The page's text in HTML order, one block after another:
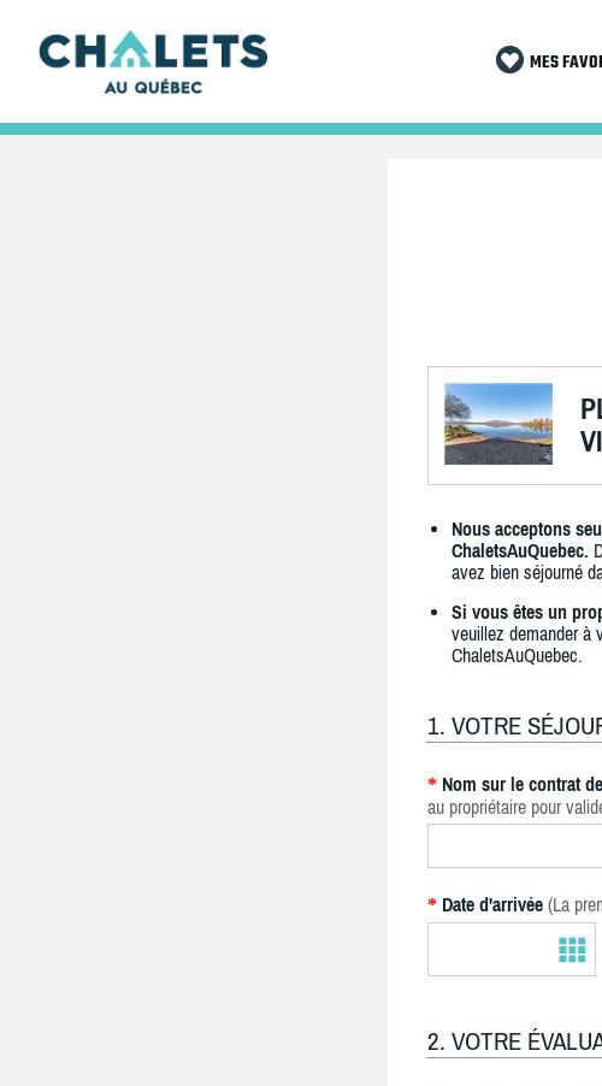
MES
Nous acceptons
ChaletsAuQuebec.
avez bien séjourné
Si vous êtes un
veuillez demander à
ChaletsAuQuebec.
1. VOTRE
* Nom sur le contrat
au propriétaire pour
* Date d'arrivée (La
2. VOTRE